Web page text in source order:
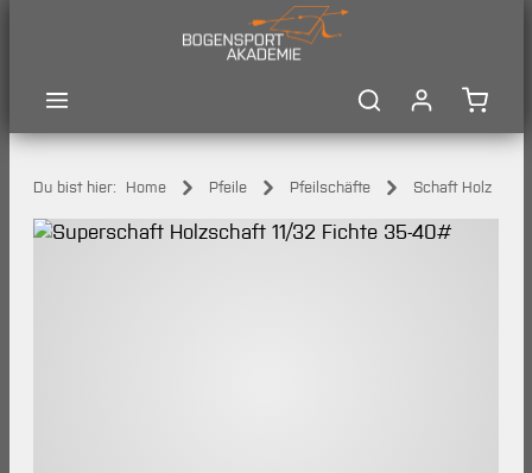
Du bist hier: Home Pfeile Pfeilschäfte Schaft Holz
Bildergalerie überspringen